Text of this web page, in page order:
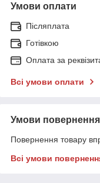
Умови оплати
Післяплата
Готівкою
Оплата за
Всі умови оплати
Умови повернення
Повернення товару
Всі умови